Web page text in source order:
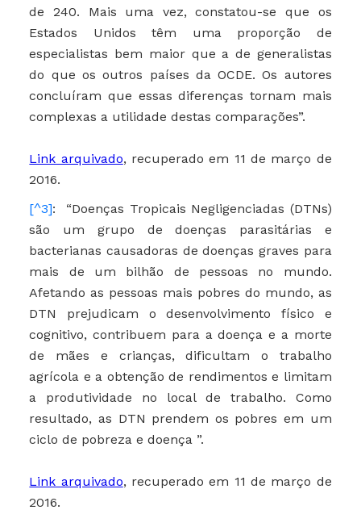
de 240. Mais uma vez, constatou-se que os
Estados Unidos têm uma proporção de
especialistas bem maior que a de generalistas
do que os outros países da OCDE. Os autores
concluíram que essas diferenças tornam mais
complexas a utilidade destas comparações”.
Link arquivado, recuperado em 11 de março de
2016.
[^3]: “Doenças Tropicais Negligenciadas (DTNs)
são um grupo de doenças parasitárias e
bacterianas causadoras de doenças graves para
mais de um bilhão de pessoas no mundo.
Afetando as pessoas mais pobres do mundo, as
DTN prejudicam o desenvolvimento físico e
cognitivo, contribuem para a doença e a morte
de mães e crianças, dificultam o trabalho
agrícola e a obtenção de rendimentos e limitam
a produtividade no local de trabalho. Como
resultado, as DTN prendem os pobres em um
ciclo de pobreza e doença ”.
Link arquivado, recuperado em 11 de março de
2016.